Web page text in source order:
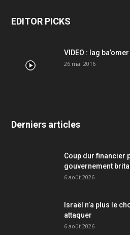
EDITOR PICKS
VIDEO : lag
26 mai 2016
Derniers articles
Coup dur financier
gouvernement
6 août 2026
Israël n’a plus le
attaquer
6 août 2026